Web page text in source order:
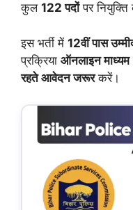
कुल 122 पदोंपर नियुक्ति
इस भर्ती में 12वीं पास
प्रक्रिया ऑनलाइन माध्यम
रहते आवेदन जरूरकरें।